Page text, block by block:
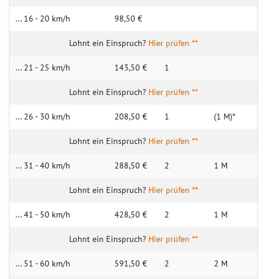
... 16 - 20 km/h 98,50 €
Hier prüfen **
... 21 - 25 km/h 143,50 € 1
Hier prüfen **
... 26 - 30 km/h 208,50 € 1 (1 M)*
Hier prüfen **
... 31 - 40 km/h 288,50 € 2 1 M
Hier prüfen **
... 41 - 50 km/h 428,50 € 2 1 M
Hier prüfen **
... 51 - 60 km/h 591,50 € 2 2 M